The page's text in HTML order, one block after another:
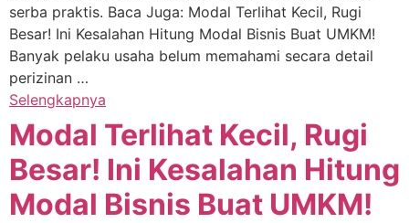
serba praktis. Baca Juga: Modal Terlihat Kecil, Rugi
Besar! Ini Kesalahan Hitung Modal Bisnis Buat UMKM!
Banyak pelaku usaha belum memahami secara detail
perizinan …
Selengkapnya
Modal Terlihat Kecil, Rugi
Besar! Ini Kesalahan Hitung
Modal Bisnis Buat UMKM!